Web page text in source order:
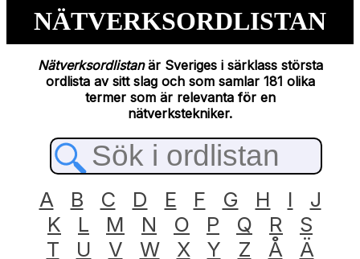
NÄTVERKSORDLISTAN
Nätverksordlistanär Sveriges i särklass största
ordlista av sitt slag och som samlar 181 olika
termer som är relevanta för en
nätverkstekniker.
A B C D E F G H I
J
K
L M N O P Q R
S
T
U V W X Y Z Å
Ä